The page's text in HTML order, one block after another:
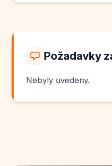
Požadavky
Nebyly uvedeny.